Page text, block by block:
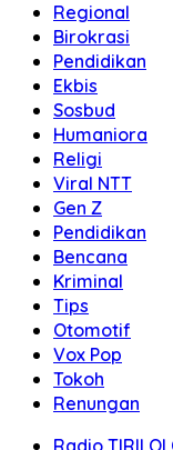
Regional
Birokrasi
Pendidikan
Ekbis
Sosbud
Humaniora
Religi
Viral NTT
Gen Z
Pendidikan
Bencana
Kriminal
Tips
Otomotif
Vox Pop
Tokoh
Renungan
Radio